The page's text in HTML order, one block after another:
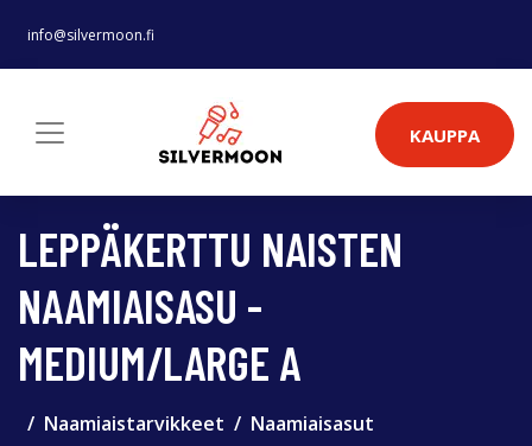
info@silvermoon.fi
KAUPPA
LEPPÄKERTTU NAISTEN
NAAMIAISASU -
MEDIUM/LARGE A
Naamiaistarvikkeet Naamiaisasut